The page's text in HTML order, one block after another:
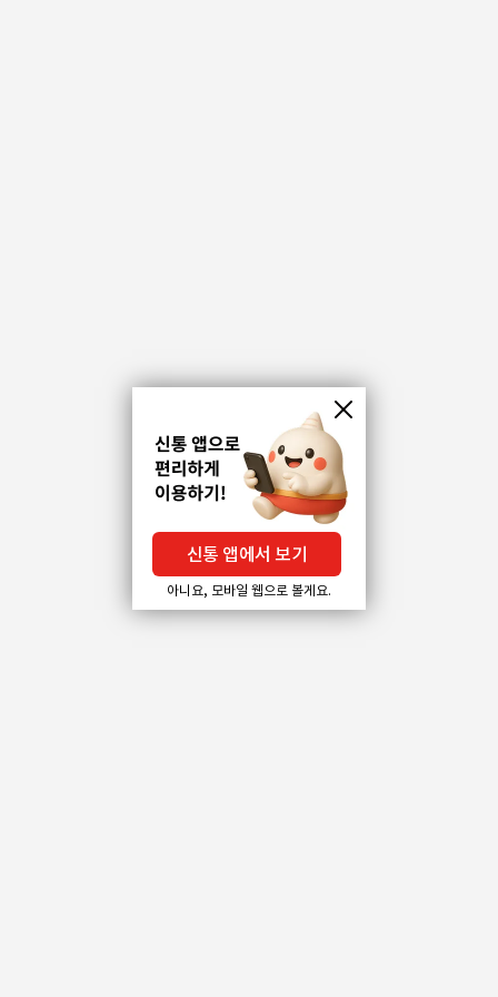
신통 앱에서 보기
아니요, 모바일 웹으로 볼게요.